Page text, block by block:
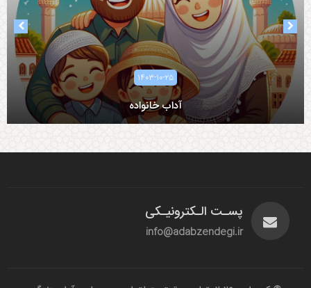
۱۴۰۳-۱۰-۲۵
آداب خانواده
آداب همسرداری
پسـت الـکترونیـکی
info@adabzendegi.ir